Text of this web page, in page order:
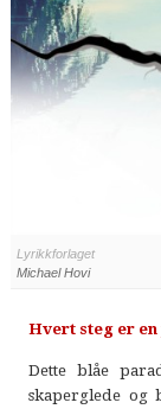
Lyrikkforlaget
Michael Hovi
Hvert steg er
Dette blåe
skaperglede og